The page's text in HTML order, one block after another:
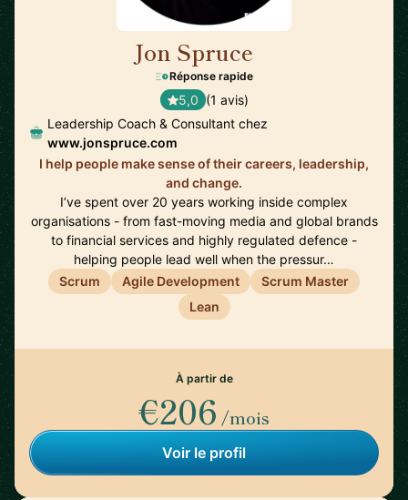
Jon Spruce
Réponse rapide
5,0 (1 avis)
Leadership Coach & Consultant chez
www.jonspruce.com
I help people make sense of their careers, leadership,
and change.
I’ve spent over 20 years working inside complex
organisations - from fast-moving media and global brands
to financial services and highly regulated defence -
helping people lead well when the pressur…
Scrum
Agile Development
Scrum Master
Lean
À partir de
€206 /mois
Voir le profil